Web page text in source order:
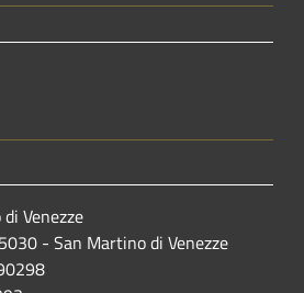
Venezze
- San Martino di Venezze